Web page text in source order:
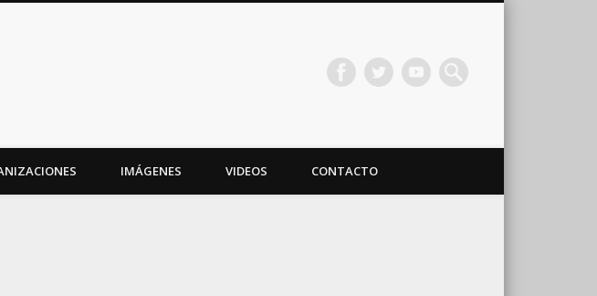
IMÁGENES VIDEOS CONTACTO